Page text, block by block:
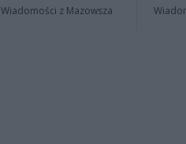
Wiadomości z Mazowsza